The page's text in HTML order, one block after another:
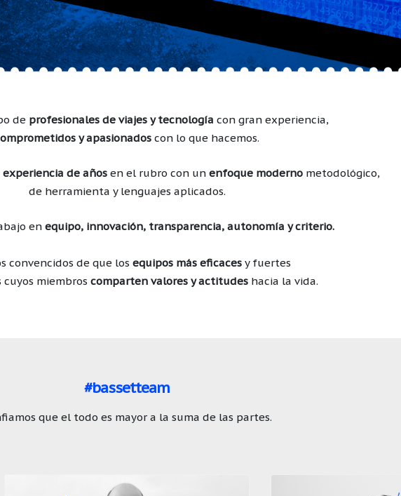
de profesionales de viajes y tecnología con gran experiencia,
y apasionados con lo que hacemos.
experiencia de años en el rubro con un enfoque moderno metodológico,
de herramienta y lenguajes aplicados.
en equipo, innovación, transparencia, autonomía y criterio.
convencidos de que los equipos más eficaces y fuertes
miembros comparten valores y actitudeshacia la vida.
#bassetteam
que el todo es mayor a la suma de las partes.